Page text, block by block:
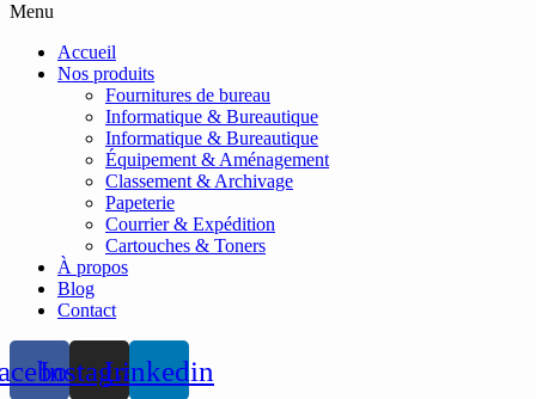
Menu
Accueil
Nos produits
Fournitures de bureau
Informatique & Bureautique
Informatique & Bureautique
Équipement & Aménagement
Classement & Archivage
Papeterie
Courrier & Expédition
Cartouches & Toners
À propos
Blog
Contact
InstagramLinkedin